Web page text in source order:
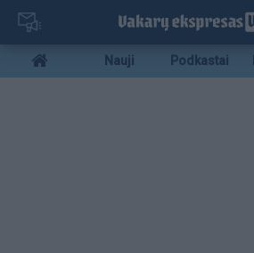
Pereiti
pagrindinį
turinį
Mobile
menu
Nauji Podkastai